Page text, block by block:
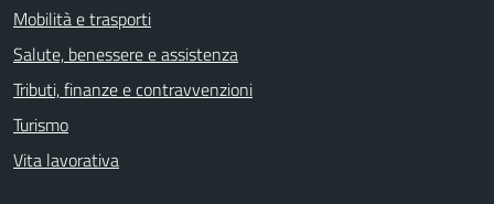
Mobilità e trasporti
Salute, benessere e assistenza
Tributi, finanze e contravvenzioni
Turismo
Vita lavorativa